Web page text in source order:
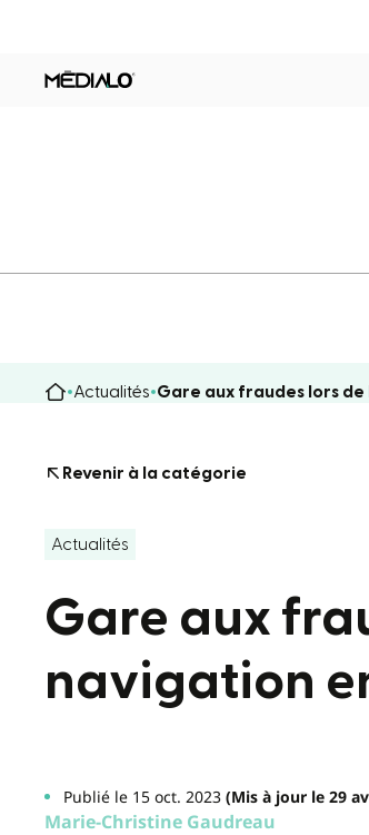
Actualités Gare aux fraudes lors
Revenir à la catégorie
Actualités
Gare aux
navigation
Publié le 15 oct. 2023(Mis à jour le 29
Marie-Christine Gaudreau